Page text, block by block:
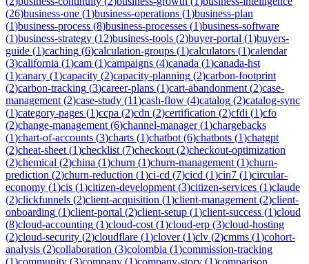
(26)business-one (1)business-operations (1)business-plan
(1)business-process (8)business-processes (1)business-software
(1)business-strategy (12)business-tools (2)buyer-portal (1)buyers-
guide (1)caching (6)calculation-groups (1)calculators (1)calendar
(3)california (1)cam (1)campaigns (4)canada (1)canada-hst
(1)canary (1)capacity (2)capacity-planning (2)carbon-footprint
(2)carbon-tracking (3)career-plans (1)cart-abandonment (2)case-
management (2)case-study (11)cash-flow (4)catalog (2)catalog-sync
(1)category-pages (1)ccpa (2)cdn (2)certification (2)cfdi (1)cfo
(2)change-management (6)channel-manager(1)chargebacks
(1)chart-of-accounts (3)charts (1)chatbot (6)chatbots (1)chatgpt
(2)cheat-sheet (1)checklist (7)checkout (2)checkout-optimization
(2)chemical (2)china (1)churn (1)churn-management (1)churn-
prediction (2)churn-reduction (1)ci-cd (7)cicd (1)cin7 (1)circular-
economy (1)cis (1)citizen-development (3)citizen-services (1)claude
(2)clickfunnels (2)client-acquisition (1)client-management (2)client-
onboarding (1)client-portal (2)client-setup (1)client-success (1)cloud
(8)cloud-accounting (1)cloud-cost (1)cloud-erp (3)cloud-hosting
(2)cloud-security (2)cloudflare (1)clover(1)clv (2)cmms (1)cohort-
analysis (2)collaboration (3)colombia (1)commission-tracking
(1)community (3)company (1)company-story (1)comparison